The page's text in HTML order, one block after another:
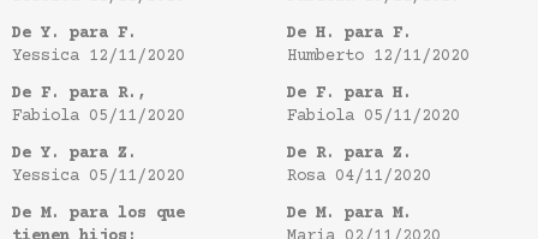
De Y. para F.
Yessica 12/11/2020
De H. para F.
Humberto 12/11/2020
De F. para R.,
Fabiola 05/11/2020
De F. para H.
Fabiola 05/11/2020
De Y. para Z.
Yessica 05/11/2020
De R. para Z.
Rosa 04/11/2020
De M. para los que
De M. para M.